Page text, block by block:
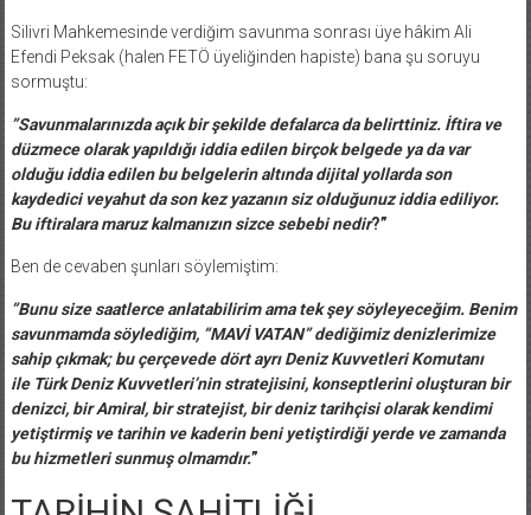
Silivri Mahkemesinde verdiğim savunma sonrası üye hâkim Ali
Efendi Peksak (halen FETÖ üyeliğinden hapiste) bana şu soruyu
sormuştu:
”Savunmalarınızda açık bir şekilde defalarca da belirttiniz. İftira ve
düzmece olarak yapıldığı iddia edilen birçok belgede ya da var
olduğu iddia edilen bu belgelerin altında dijital yollarda son
kaydedici veyahut da son kez yazanın siz olduğunuz iddia ediliyor.
Bu iftiralara maruz kalmanızın sizce sebebi nedir?”
Ben de cevaben şunları söylemiştim:
”Bunu size saatlerce anlatabilirim ama tek şey söyleyeceğim. Benim
savunmamda söylediğim, “MAVİ VATAN” dediğimiz denizlerimize
sahip çıkmak; bu çerçevede dört ayrı Deniz Kuvvetleri Komutanı
ile Türk Deniz Kuvvetleri’nin stratejisini, konseptlerini oluşturan bir
denizci, bir Amiral, bir stratejist, bir deniz tarihçisi olarak kendimi
yetiştirmiş ve tarihin ve kaderin beni yetiştirdiği yerde ve zamanda
bu hizmetleri sunmuş olmamdır.”